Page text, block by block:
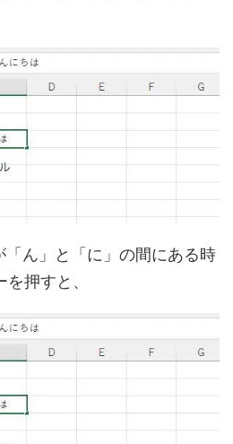
「ん」と「に」の間にある時
押すと、